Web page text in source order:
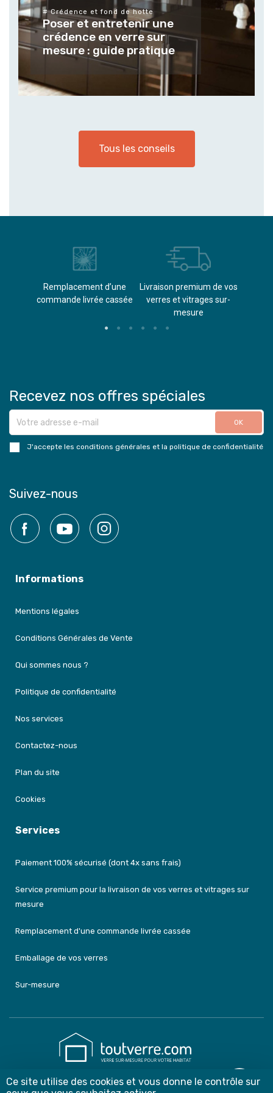
Ce site utilise des cookies et vous donne le contrôle sur
Tendances et usages des
verres et vitrages sur
mesure pour les espaces
extérieur
Tous les conseils
Remplacement d’une
commande livrée cassée​
Livraison premium de vos
verres et vitrages sur-
mesure
Recevez nos offres spéciales
J'accepte les conditions générales et la politique de confidentialité
Suivez-nous
Facebook YouTube
Informations
Mentions légales
Conditions Générales de Vente
Qui sommes nous ?
Politique de confidentialité
Nos services
Contactez-nous
Plan du site
Cookies
Services
Paiement 100% sécurisé (dont 4x sans frais)
Service premium pour la livraison de vos verres et vitrages sur
mesure
Remplacement d'une commande livrée cassée
Emballage de vos verres
Sur-mesure
contact@toutverre.com